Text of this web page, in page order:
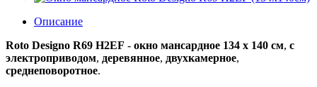
Описание
Roto Designo R69 H2EF - окно мансардное 134 x 140 см, с
электроприводом, деревянное, двухкамерное,
среднеповоротное.